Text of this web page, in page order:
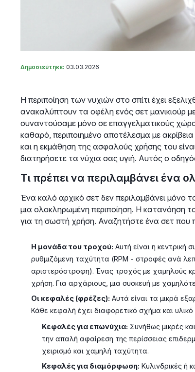
Δημοσιεύτηκε: 03.03.2026
Η περιποίηση των νυχιών στο σπίτι έχει
ανακαλύπτουν τα οφέλη ενός σετ μανικιούρ
συναντούσαμε μόνο σε επαγγελματικούς
καθαρό, περιποιημένο αποτέλεσμα με
και η εκμάθηση της ασφαλούς χρήσης του
διατηρήσετε τα νύχια σας υγιή. Αυτός ο
Τι πρέπει να περιλαμβάνει ένα
Ένα καλό αρχικό σετ δεν περιλαμβάνει μόνο
μια ολοκληρωμένη περιποίηση. Η κατανόηση
για τη σωστή χρήση. Αναζητήστε ένα σετ που
Η μονάδα του τροχού: Αυτή είναι η
ρυθμιζόμενη ταχύτητα (RPM - στροφές ανά
αριστερόστροφη). Ένας τροχός με χαμηλούς
χρήση. Για αρχάριους, μια συσκευή με
Οι κεφαλές (φρέζες): Αυτά είναι τα μικρά
Κάθε κεφαλή έχει διαφορετικό σχήμα και υλικό
Κεφαλές για επωνύχια: Συνήθως μικρές
την απαλή αφαίρεση της περίσσειας
χειρισμό και χαμηλή ταχύτητα.
Κεφαλές για διαμόρφωση: Κυλινδρικές ή